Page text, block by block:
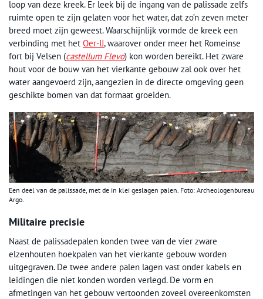
loop van deze kreek. Er leek bij de ingang van de palissade zelfs
ruimte open te zijn gelaten voor het water, dat zo’n zeven meter
breed moet zijn geweest. Waarschijnlijk vormde de kreek een
verbinding met het Oer-IJ, waarover onder meer het Romeinse
fort bij Velsen (castellum Flevo) kon worden bereikt. Het zware
hout voor de bouw van het vierkante gebouw zal ook over het
water aangevoerd zijn, aangezien in de directe omgeving geen
geschikte bomen van dat formaat groeiden.
Een deel van de palissade, met de in klei geslagen palen. Foto: Archeologenbureau
Argo.
Militaire precisie
Naast de palissadepalen konden twee van de vier zware
elzenhouten hoekpalen van het vierkante gebouw worden
uitgegraven. De twee andere palen lagen vast onder kabels en
leidingen die niet konden worden verlegd. De vorm en
afmetingen van het gebouw vertoonden zoveel overeenkomsten